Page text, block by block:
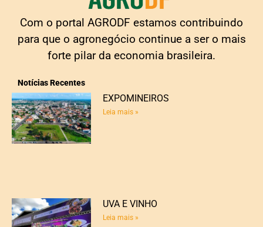
Com o portal AGRODF estamos contribuindo
para que o agronegócio continue a ser o mais
forte pilar da economia brasileira.
Notícias Recentes
EXPOMINEIROS
Leia mais »
UVA E VINHO
Leia mais »